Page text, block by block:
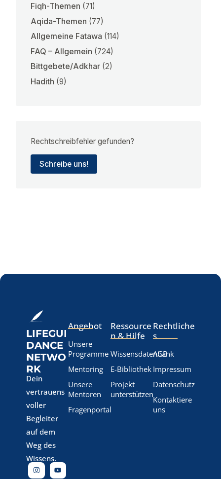
Fiqh-Themen (71)
Aqida-Themen (77)
Allgemeine Fatawa (114)
FAQ – Allgemein (724)
Bittgebete/Adkhar (2)
Hadith (9)
Rechtschreibfehler gefunden?
Schreibe uns!
LIFEGUI
DANCE
NETWO
RK
Dein
vertrauens
voller
Begleiter
auf dem
Weg des
Wissens.
Angebot
Unsere
Programme
Mentoring
Unsere
Mentoren
Fragenportal
Ressource
n & Hilfe
Wissensdatenbank
E-Bibliothek
Projekt
unterstützen
Rechtliche
s
AGB
Impressum
Datenschutz
Kontaktiere
uns